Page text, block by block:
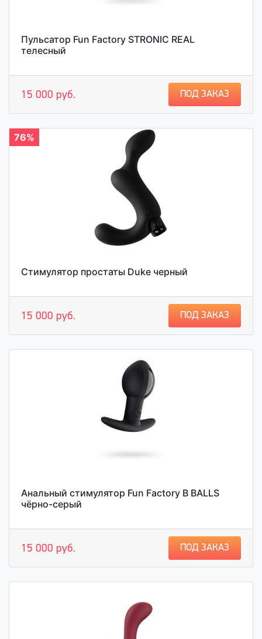
Пульсатор Fun Factory STRONIC REAL
телесный
15 000 руб. ПОД ЗАКАЗ
76%
Стимулятор простаты Duke черный
15 000 руб. ПОД ЗАКАЗ
Анальный стимулятор Fun Factory B BALLS
чёрно-серый
15 000 руб. ПОД ЗАКАЗ